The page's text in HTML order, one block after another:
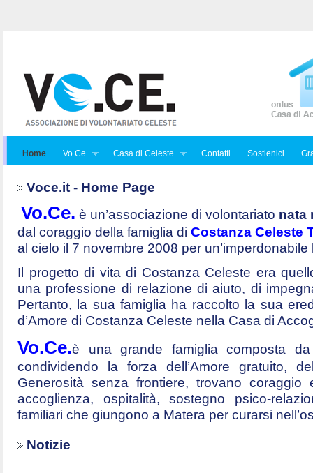
Home Vo.Ce Casa di Celeste Contatti Sostienici
Voce.it - Home Page
Vo.Ce. è un’associazione di volontariato nata
dal coraggio della famiglia di Costanza Celeste
al cielo il 7 novembre 2008 per
Il progetto di vita di Costanza Celeste era
una professione di relazione di aiuto, di
Pertanto, la sua famiglia ha raccolto la sua
d’Amore di Costanza Celeste nella Casa di
Vo.Ce.è una grande famiglia composta
condividendo la forza dell’Amore gratuito,
Generosità senza frontiere, trovano
accoglienza, ospitalità, sostegno psico-
familiari che giungono a Matera per curarsi
Notizie